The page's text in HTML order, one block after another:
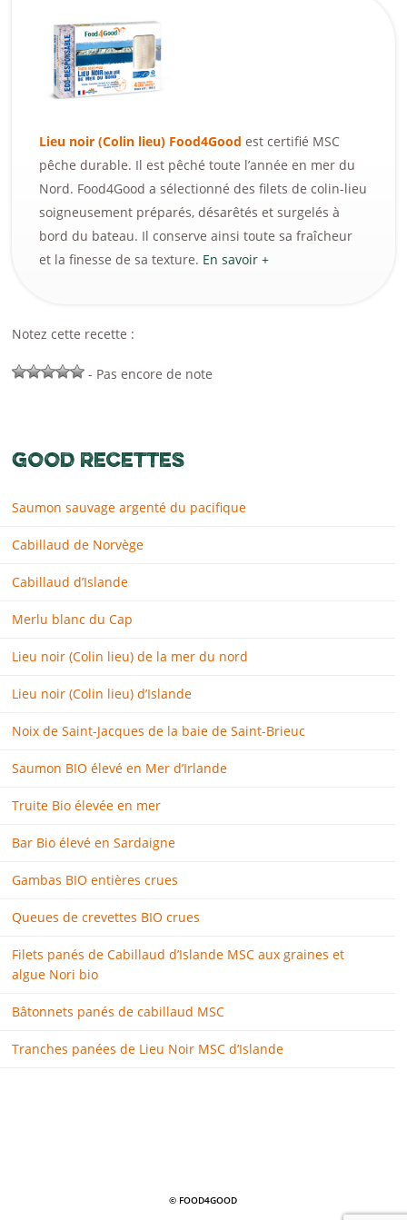
Lieu noir (Colin lieu) Food4Good est certifié MSC
pêche durable. Il est pêché toute l’année en mer du
Nord. Food4Good a sélectionné des filets de colin-lieu
soigneusement préparés, désarêtés et surgelés à
bord du bateau. Il conserve ainsi toute sa fraîcheur
et la finesse de sa texture. En savoir +
Notez cette recette :
- Pas encore de note
GOOD RECETTES
Saumon sauvage argenté du pacifique
Cabillaud de Norvège
Cabillaud d’Islande
Merlu blanc du Cap
Lieu noir (Colin lieu) de la mer du nord
Lieu noir (Colin lieu) d’Islande
Noix de Saint-Jacques de la baie de Saint-Brieuc
Saumon BIO élevé en Mer d’Irlande
Truite Bio élevée en mer
Bar Bio élevé en Sardaigne
Gambas BIO entières crues
Queues de crevettes BIO crues
Filets panés de Cabillaud d’Islande MSC aux graines et
algue Nori bio
Bâtonnets panés de cabillaud MSC
Tranches panées de Lieu Noir MSC d’Islande
© FOOD4GOOD